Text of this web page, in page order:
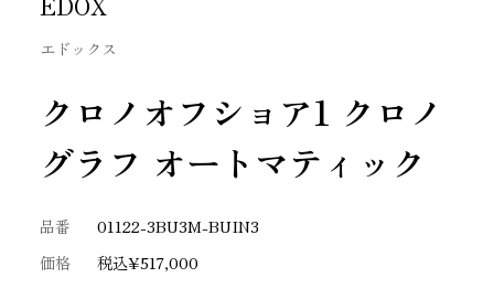
エドックス
クロノオフショア1 クロノ
グラフ オートマティック
品番
01122-3BU3M-BUIN3
価格
税込¥517,000